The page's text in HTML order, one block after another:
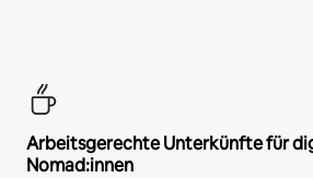
Arbeitsgerechte Unterkünfte für
Nomad:innen